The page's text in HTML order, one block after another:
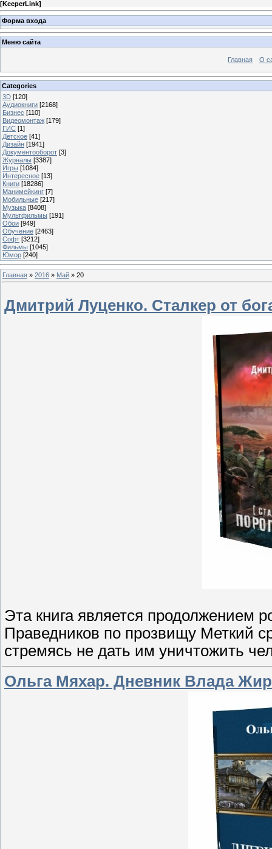
[KeeperLink]
Форма входа
Меню сайта
Главная О
Categories
3D [120]
Аудиокниги [2168]
Бизнес [110]
Видеомонтаж [179]
ГИС [1]
Детское [41]
Дизайн [1941]
Документооборот [3]
Журналы [3387]
Игры [1084]
Интересное [13]
Книги [18286]
Манимейкинг [7]
Мобильные [217]
Музыка [8408]
Мультфильмы [191]
Обои [949]
Обучение [2463]
Софт [3212]
Фильмы [1045]
Юмор [240]
Главная » 2016 » Май » 20
Дмитрий Луценко. Сталкер от
Эта книга является продолжением
Праведников по прозвищу Меткий
стремясь не дать им уничтожить
Ольга Мяхар. Дневник Влада